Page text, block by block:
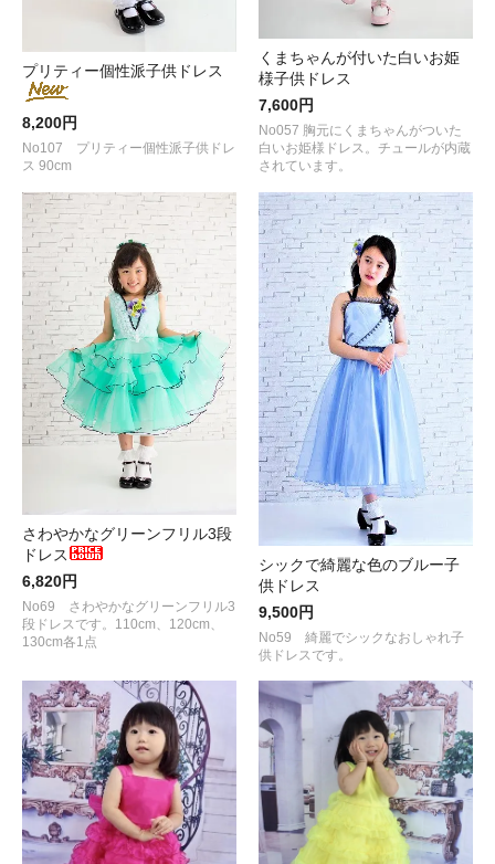
プリティー個性派子供ドレス
8,200円
No107 プリティー個性派子供ドレ
ス 90cm
くまちゃんが付いた白いお姫
様子供ドレス
7,600円
No057 胸元にくまちゃんがついた
白いお姫様ドレス。チュールが内蔵
されています。
さわやかなグリーンフリル3段
ドレス
6,820円
No69 さわやかなグリーンフリル3
段ドレスです。110cm、120cm、
130cm各1点
シックで綺麗な色のブルー子
供ドレス
9,500円
No59 綺麗でシックなおしゃれ子
供ドレスです。